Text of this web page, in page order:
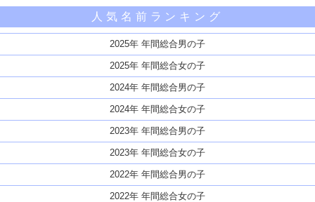
人気名前ランキング
2025年 年間総合男の子
2025年 年間総合女の子
2024年 年間総合男の子
2024年 年間総合女の子
2023年 年間総合男の子
2023年 年間総合女の子
2022年 年間総合男の子
2022年 年間総合女の子